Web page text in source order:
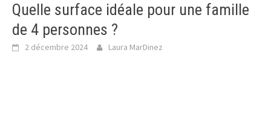
Quelle surface idéale pour une famille
de 4 personnes ?
2 décembre 2024 Laura MarDinez